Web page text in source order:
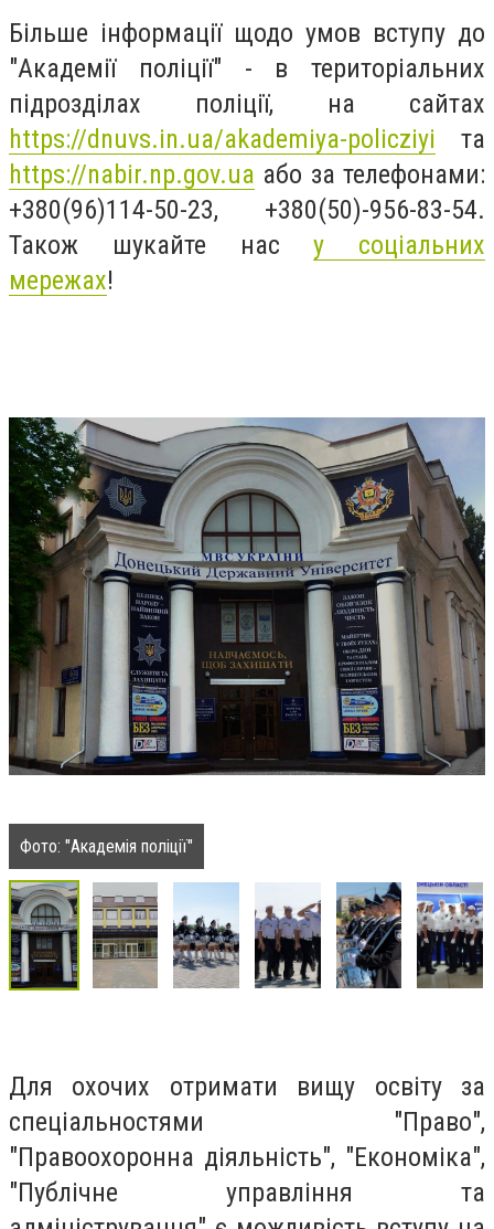
Більше інформації щодо умов вступу до
"Академії поліції" - в територіальних
підрозділах поліції, на сайтах
https://dnuvs.in.ua/akademiya-policziyi та
https://nabir.np.gov.ua або за телефонами:
+380(96)114-50-23, +380(50)-956-83-54.
Також шукайте насу соціальних
мережах!
Фото: "Академія поліції"
Для охочих отримати вищу освіту за
спеціальностями "Право",
"Правоохоронна діяльність", "Економіка",
"Публічне управління та